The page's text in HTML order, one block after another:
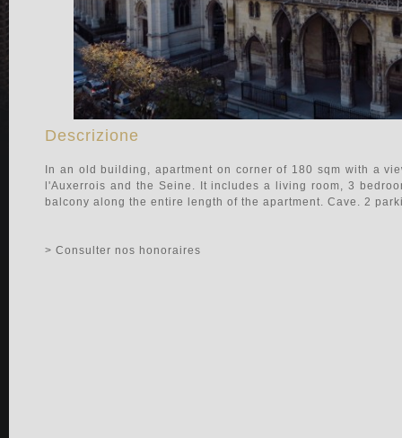
Descrizione
In an old building, apartment on corner of 180 sqm with a
l'Auxerrois and the Seine. It includes a living room, 3
balcony along the entire length of the apartment. Cave. 2
> Consulter nos honoraires